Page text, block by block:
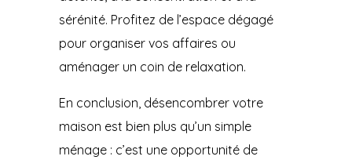
sérénité. Profitez de l’espace dégagé
pour organiser vos affaires ou
aménager un coin de relaxation.
En conclusion, désencombrer votre
maison est bien plus qu’un simple
ménage : c’est une opportunité de